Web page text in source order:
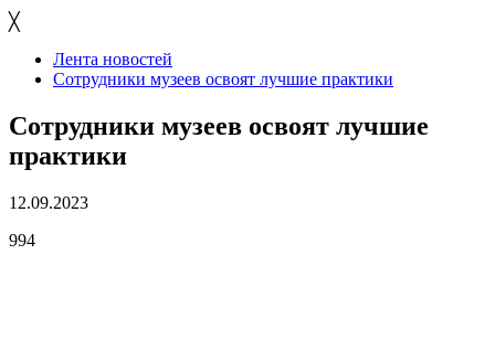
╳
Лента новостей
Сотрудники музеев освоят лучшие практики
Сотрудники музеев освоят лучшие
практики
12.09.2023
994